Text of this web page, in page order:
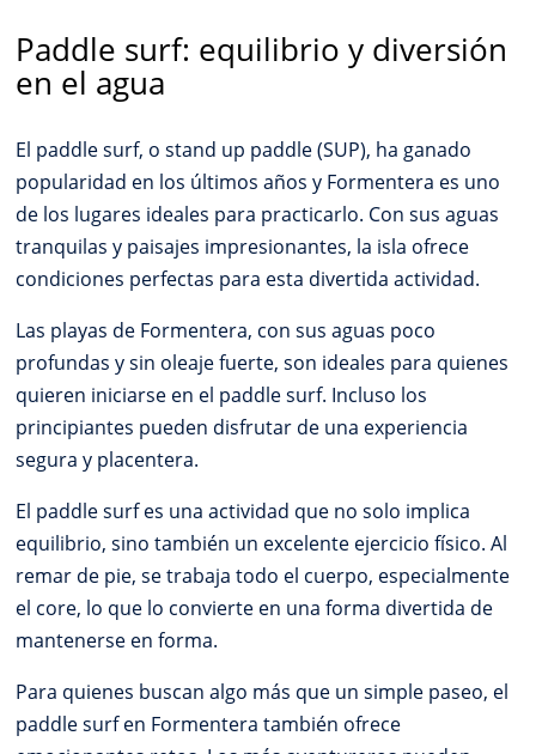
Paddle surf: equilibrio y diversión
en el agua
El paddle surf, o stand up paddle (SUP), ha ganado
popularidad en los últimos años y Formentera es uno
de los lugares ideales para practicarlo. Con sus aguas
tranquilas y paisajes impresionantes, la isla ofrece
condiciones perfectas para esta divertida actividad.
Las playas de Formentera, con sus aguas poco
profundas y sin oleaje fuerte, son ideales para quienes
quieren iniciarse en el paddle surf. Incluso los
principiantes pueden disfrutar de una experiencia
segura y placentera.
El paddle surf es una actividad que no solo implica
equilibrio, sino también un excelente ejercicio físico. Al
remar de pie, se trabaja todo el cuerpo, especialmente
el core, lo que lo convierte en una forma divertida de
mantenerse en forma.
Para quienes buscan algo más que un simple paseo, el
paddle surf en Formentera también ofrece